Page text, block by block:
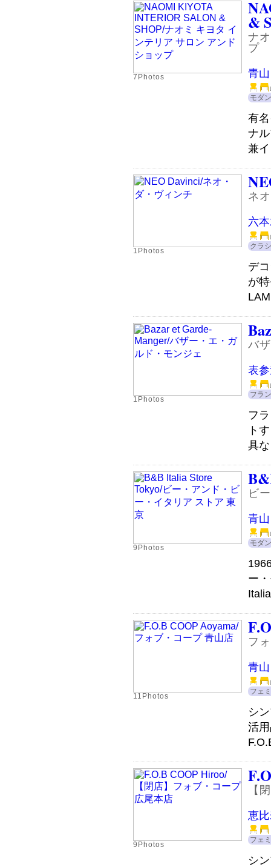
7Photos
&
ナ
プ
青
モダン
有
ナ
兼
1Photos
ネ
六
クラ
デ
が
1Photos
バ
表
フラ
フ
ト
具
9Photos
ビ
青
モダン
ー
11Photos
フ
青
フェ
シ
活
9Photos
【
恵
フェ
シ